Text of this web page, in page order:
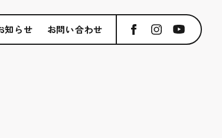
知らせ お問い合わせ